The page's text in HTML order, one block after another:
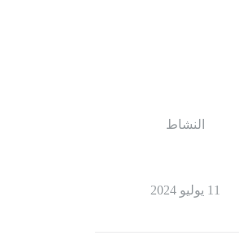
النشاط
11 يوليو 2024